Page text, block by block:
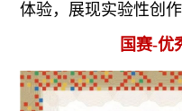
体验，展现实验性创作
国赛-优